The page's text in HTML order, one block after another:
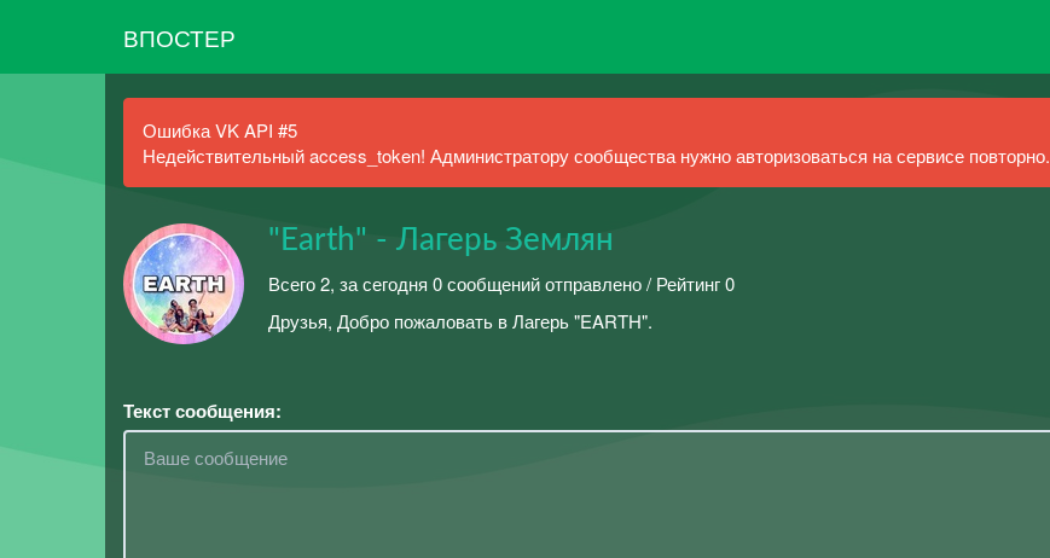
ВПОСТЕР
Ошибка VK API #5
Недействительный access_token! Администратору сообщества нужно авторизоваться на сервисе повторно.
"Earth" - Лагерь Землян
Всего 2, за сегодня 0 сообщений отправлено / Рейтинг 0
Друзья, Добро пожаловать в Лагерь "EARTH".
Текст сообщения: